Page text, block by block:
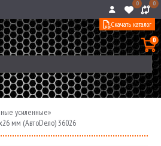
0 0
0
Скачать каталог
усиленные»
мм (АвтоDело) 36026